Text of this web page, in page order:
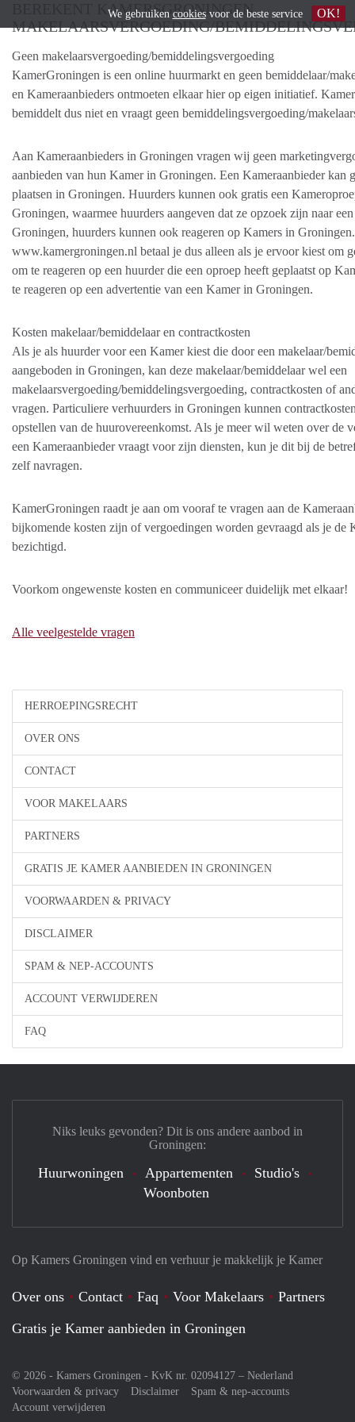
HERROEPINGSRECHT
OVER ONS
CONTACT
VOOR MAKELAARS
PARTNERS
GRATIS JE KAMER AANBIEDEN IN GRONINGEN
VOORWAARDEN & PRIVACY
DISCLAIMER
SPAM & NEP-ACCOUNTS
ACCOUNT VERWIJDEREN
FAQ
BEREKENT KAMERSGRONINGEN
MAKELAARSVERGOEDING/
Geen makelaarsvergoeding/bemiddelingsvergoeding
KamerGroningen is een online huurmarkt en geen bemiddelaar/
en Kameraanbieders ontmoeten elkaar hier op eigen initiatief.
bemiddelt dus niet en vraagt geen bemiddelingsvergoeding/
Aan Kameraanbieders in Groningen vragen wij geen
aanbieden van hun Kamer in Groningen. Een Kameraanbieder kan
plaatsen in Groningen. Huurders kunnen ook gratis een
Groningen, waarmee huurders aangeven dat ze opzoek zijn naar
Groningen, huurders kunnen ook reageren op Kamers in
www.kamergroningen.nl betaal je dus alleen als je ervoor kiest om
om te reageren op een huurder die een oproep heeft geplaatst op
te reageren op een advertentie van een Kamer in Groningen.
Kosten makelaar/bemiddelaar en contractkosten
Als je als huurder voor een Kamer kiest die door een makelaar/
aangeboden in Groningen, kan deze makelaar/bemiddelaar wel een
makelaarsvergoeding/bemiddelingsvergoeding, contractkosten of
vragen. Particuliere verhuurders in Groningen kunnen
opstellen van de huurovereenkomst. Als je meer wil weten over de
een Kameraanbieder vraagt voor zijn diensten, kun je dit bij de
zelf navragen.
KamerGroningen raadt je aan om vooraf te vragen aan de
bijkomende kosten zijn of vergoedingen worden gevraagd als je de
bezichtigd.
Voorkom ongewenste kosten en communiceer duidelijk met elkaar!
Alle veelgestelde vragen
Op Kamers Groningen vind en verhuur je makkelijk je Kamer
Over ons Contact Faq Voor Makelaars
Partners
Gratis je Kamer aanbieden in Groningen
© 2026 - Kamers Groningen - KvK nr. 02094127 – Nederland
Voorwaarden & privacy
Disclaimer
Spam & nep-accounts
Account verwijderen
Niks leuks gevonden? Dit is ons andere aanbod in
Groningen:
Huurwoningen Appartementen
Studio's
Woonboten
We gebruiken cookiesvoor de beste service OK!